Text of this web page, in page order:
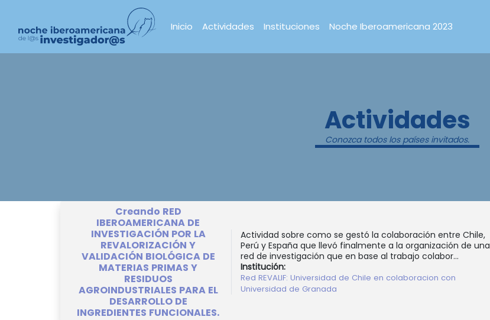
Inicio Actividades Instituciones Noche Iberoamericana 2023
Actividades
Conozca todos los países invitados.
Creando RED
IBEROAMERICANA DE
INVESTIGACIÓN POR LA
REVALORIZACIÓN Y
VALIDACIÓN BIOLÓGICA DE
MATERIAS PRIMAS Y
RESIDUOS
AGROINDUSTRIALES PARA EL
DESARROLLO DE
INGREDIENTES FUNCIONALES.
Actividad sobre como se gestó la colaboración entre Chile,
Perú y España que llevó finalmente a la organización de una
red de investigación que en base al trabajo colabor...
Institución:
Red REVALIF: Universidad de Chile en colaboracion con
Universidad de Granada